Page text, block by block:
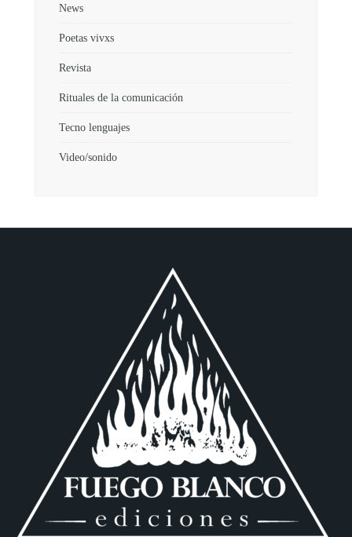
News
Poetas vivxs
Revista
Rituales de la comunicación
Tecno lenguajes
Video/sonido